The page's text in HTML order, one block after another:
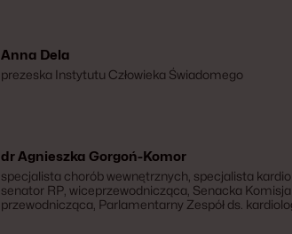
Anna Dela
prezeska Instytutu Człowieka Świadomego
dr Agnieszka Gorgoń-Komor
specjalista chorób wewnętrznych, specjalista
senator RP, wiceprzewodnicząca, Senacka
przewodnicząca, Parlamentarny Zespół ds.